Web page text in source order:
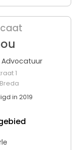
1
Breda
in 2019